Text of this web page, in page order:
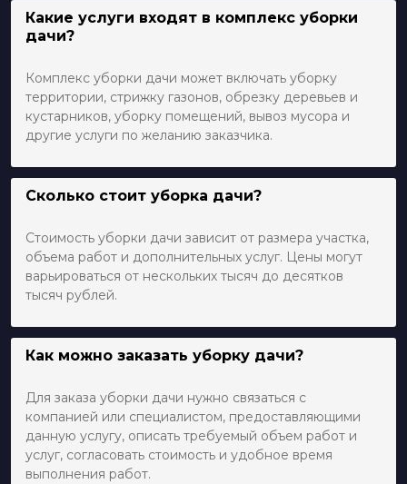
Какие услуги входят в комплекс уборки
дачи?
Комплекс уборки дачи может включать уборку
территории, стрижку газонов, обрезку деревьев и
кустарников, уборку помещений, вывоз мусора и
другие услуги по желанию заказчика.
Сколько стоит уборка дачи?
Стоимость уборки дачи зависит от размера участка,
объема работ и дополнительных услуг. Цены могут
варьироваться от нескольких тысяч до десятков
тысяч рублей.
Как можно заказать уборку дачи?
Для заказа уборки дачи нужно связаться с
компанией или специалистом, предоставляющими
данную услугу, описать требуемый объем работ и
услуг, согласовать стоимость и удобное время
выполнения работ.